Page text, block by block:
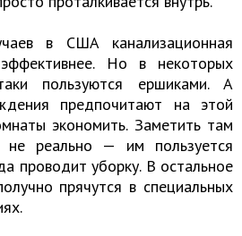
в США канализационная
Но в некоторых
пользуются ершиками. А
предпочитают на этой
экономить. Заметить там
не реально — им пользуется
проводит уборку. В остальное
прячутся в специальных